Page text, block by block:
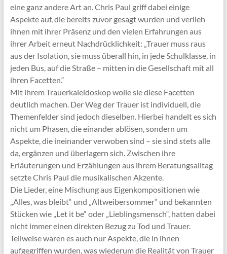
eine ganz andere Art an. Chris Paul griff dabei einige
Aspekte auf, die bereits zuvor gesagt wurden und verlieh
ihnen mit ihrer Präsenz und den vielen Erfahrungen aus
ihrer Arbeit erneut Nachdrücklichkeit: „Trauer muss raus
aus der Isolation, sie muss überall hin, in jede Schulklasse, in
jeden Bus, auf die Straße – mitten in die Gesellschaft mit all
ihren Facetten.“
Mit ihrem Trauerkaleidoskop wolle sie diese Facetten
deutlich machen. Der Weg der Trauer ist individuell, die
Themenfelder sind jedoch dieselben. Hierbei handelt es sich
nicht um Phasen, die einander ablösen, sondern um
Aspekte, die ineinander verwoben sind – sie sind stets alle
da, ergänzen und überlagern sich. Zwischen ihre
Erläuterungen und Erzählungen aus ihrem Beratungsalltag
setzte Chris Paul die musikalischen Akzente.
Die Lieder, eine Mischung aus Eigenkompositionen wie
„Alles, was bleibt“ und „Altweibersommer“ und bekannten
Stücken wie „Let it be“ oder „Lieblingsmensch“, hatten dabei
nicht immer einen direkten Bezug zu Tod und Trauer.
Teilweise waren es auch nur Aspekte, die in ihnen
aufgegriffen wurden, was wiederum die Realität von Trauer